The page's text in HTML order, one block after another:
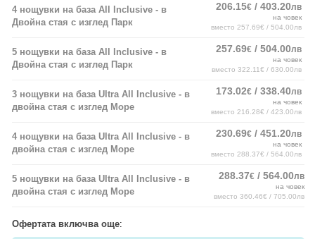
4 нощувки на база All Inclusive - в
Двойна стая с изглед Парк
206.15€ / 403.20лв
на човек
вместо 257.69€ / 504.00лв
5 нощувки на база All Inclusive - в
Двойна стая с изглед Парк
257.69€ / 504.00лв
на човек
вместо 322.11€ / 630.00лв
3 нощувки на база Ultra All Inclusive - в
двойна стая с изглед Море
173.02€ / 338.40лв
на човек
вместо 216.28€ / 423.00лв
4 нощувки на база Ultra All Inclusive - в
двойна стая с изглед Море
230.69€ / 451.20лв
на човек
вместо 288.37€ / 564.00лв
5 нощувки на база Ultra All Inclusive - в
двойна стая с изглед Море
288.37€ / 564.00лв
на човек
вместо 360.46€ / 705.00лв
Офертата включва още: